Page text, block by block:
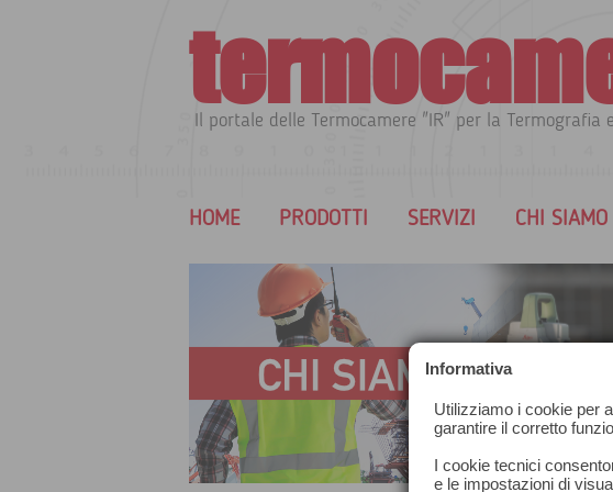
Il portale delle Termocamere "IR" per la Termografia
HOME PRODOTTI SERVIZI CHI SIAMO
Informativa
Utilizziamo i cookie per
garantire il corretto
I cookie tecnici
e le impostazioni di